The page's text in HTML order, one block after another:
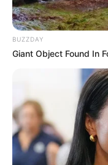
BUZZDAY
Giant Object Found In